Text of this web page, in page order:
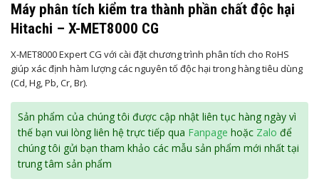
Máy phân tích kiểm tra thành phần chất độc hại
Hitachi – X-MET8000 CG
X-MET8000 Expert CG với cài đặt chương trình phân tích cho RoHS
giúp xác định hàm lượng các nguyên tố độc hại trong hàng tiêu dùng
(Cd, Hg, Pb, Cr, Br).
Sản phẩm của chúng tôi được cập nhật liên tục hàng ngày vì
thế bạn vui lòng liên hệ trực tiếp qua Fanpage hoặc Zalo để
chúng tôi gửi bạn tham khảo các mẫu sản phẩm mới nhất tại
trung tâm sản phẩm